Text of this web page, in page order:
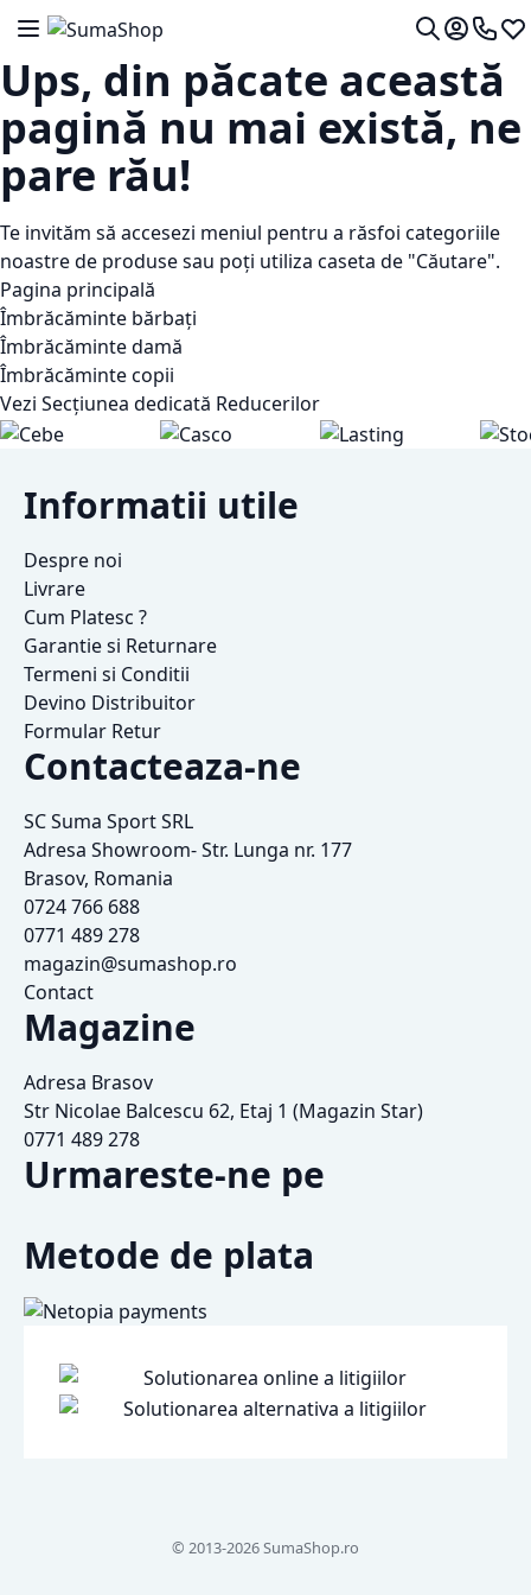
Mergeti la Continut
Comutare în navigare
Contul
0724
Ups, din păcate această
pagină nu mai există, ne
pare rău!
Te invităm să accesezi meniul pentru a răsfoi categoriile
noastre de produse sau poți utiliza caseta de "Căutare".
Pagina principală
Îmbrăcăminte bărbați
Îmbrăcăminte damă
Îmbrăcăminte copii
Vezi Secțiunea dedicată Reducerilor
Informatii utile
Despre noi
Livrare
Cum Platesc ?
Garantie si Returnare
Termeni si Conditii
Devino Distribuitor
Formular Retur
Contacteaza-ne
SC Suma Sport SRL
Adresa Showroom- Str. Lunga nr. 177
Brasov, Romania
0724 766 688
0771 489 278
magazin@sumashop.ro
Contact
Magazine
Adresa Brasov
Str Nicolae Balcescu 62, Etaj 1 (Magazin Star)
0771 489 278
Urmareste-ne pe
Metode de plata
© 2013-2026 SumaShop.ro